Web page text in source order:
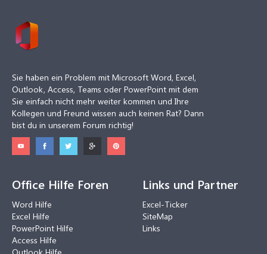
Sie haben ein Problem mit Microsoft Word, Excel,
Outlook, Access, Teams oder PowerPoint mit dem
Sie einfach nicht mehr weiter kommen und Ihre
Kollegen und Freund wissen auch keinen Rat? Dann
bist du in unserem Forum richtig!
Office Hilfe Foren
Word Hilfe
Excel Hilfe
PowerPoint Hilfe
Access Hilfe
Links und Partner
Excel-Ticker
SiteMap
Links